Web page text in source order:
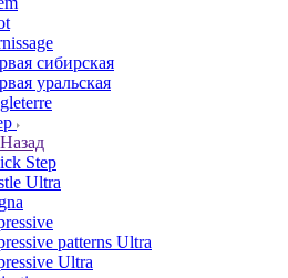
сибирская
уральская
Назад
Step
Ultra
patterns Ultra
Ultra